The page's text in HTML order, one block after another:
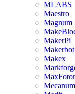
MLABS
Maestro
Magnum
MakerPi
Makerbot
Makex